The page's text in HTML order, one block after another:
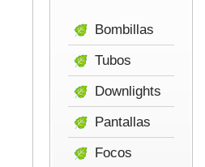
Bombillas
Tubos
Downlights
Pantallas
Focos